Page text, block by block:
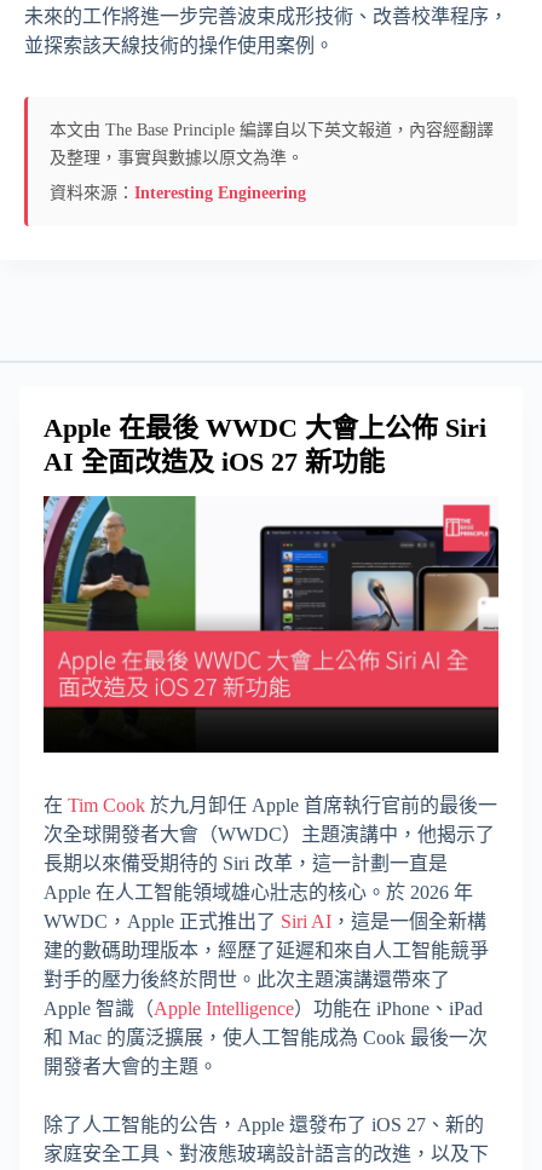
未來的工作將進一步完善波束成形技術、改善校準程序，
並探索該天線技術的操作使用案例。
本文由 The Base Principle 編譯自以下英文報道，內容經翻譯
及整理，事實與數據以原文為準。
資料來源： Interesting Engineering
Apple 在最後 WWDC 大會上公佈 Siri
AI 全面改造及 iOS 27 新功能
在 Tim Cook 於九月卸任 Apple 首席執行官前的最後一
次全球開發者大會（WWDC）主題演講中，他揭示了
長期以來備受期待的 Siri 改革，這一計劃一直是
Apple 在人工智能領域雄心壯志的核心。於 2026 年
WWDC，Apple 正式推出了 Siri AI ，這是一個全新構
建的數碼助理版本，經歷了延遲和來自人工智能競爭
對手的壓力後終於問世。此次主題演講還帶來了
Apple 智識（Apple Intelligence）功能在 iPhone、iPad
和 Mac 的廣泛擴展，使人工智能成為 Cook 最後一次
開發者大會的主題。
除了人工智能的公告，Apple 還發布了 iOS 27、新的
家庭安全工具、對液態玻璃設計語言的改進，以及下